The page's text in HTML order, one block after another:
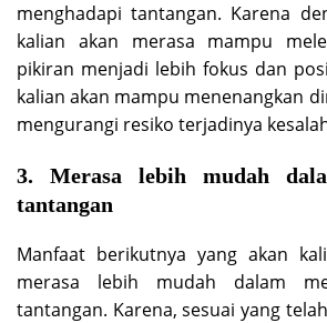
menghadapi tantangan. Karena
kalian akan merasa mampu
pikiran menjadi lebih fokus dan
kalian akan mampu menenangkan
mengurangi resiko terjadinya
3. Merasa lebih mudah
tantangan
Manfaat berikutnya yang akan
merasa lebih mudah dalam
tantangan. Karena, sesuai yang